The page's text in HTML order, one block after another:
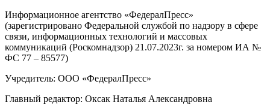
Информационное агентство «ФедералПресс»
(зарегистрировано Федеральной службой по надзору в сфере
связи, информационных технологий и массовых
коммуникаций (Роскомнадзор) 21.07.2023г. за номером ИА №
ФС 77 – 85577)
Учредитель: ООО «ФедералПресс»
Главный редактор: Оксак Наталья Александровна